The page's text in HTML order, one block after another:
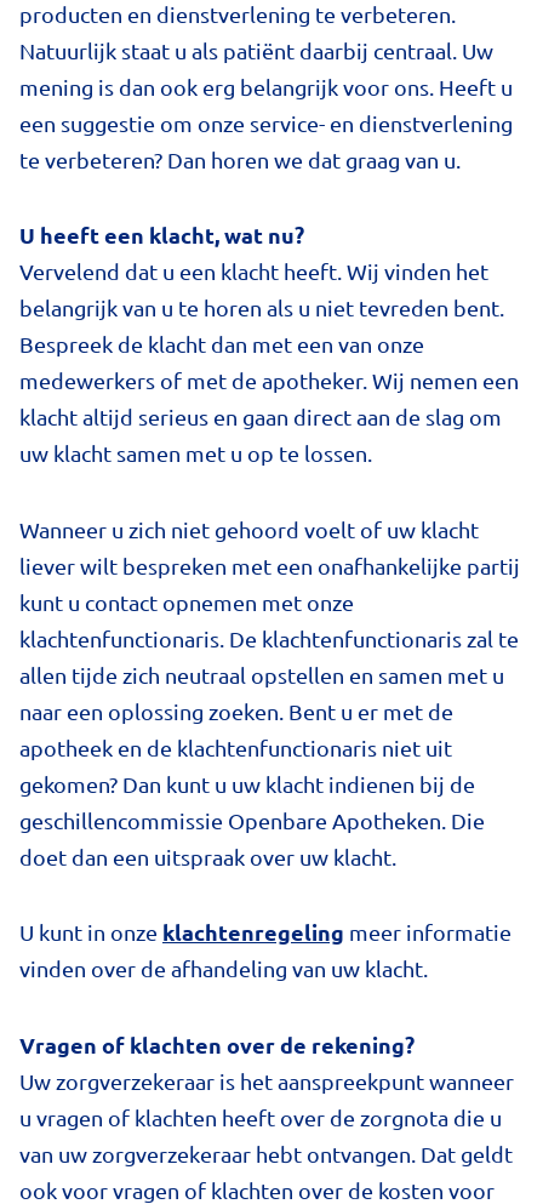
producten en dienstverlening te verbeteren.
Natuurlijk staat u als patiënt daarbij centraal. Uw
mening is dan ook erg belangrijk voor ons. Heeft u
een suggestie om onze service- en dienstverlening
te verbeteren? Dan horen we dat graag van u.
U heeft een klacht, wat nu?
Vervelend dat u een klacht heeft. Wij vinden het
belangrijk van u te horen als u niet tevreden bent.
Bespreek de klacht dan met een van onze
medewerkers of met de apotheker. Wij nemen een
klacht altijd serieus en gaan direct aan de slag om
uw klacht samen met u op te lossen.
Wanneer u zich niet gehoord voelt of uw klacht
liever wilt bespreken met een onafhankelijke partij
kunt u contact opnemen met onze
klachtenfunctionaris. De klachtenfunctionaris zal te
allen tijde zich neutraal opstellen en samen met u
naar een oplossing zoeken. Bent u er met de
apotheek en de klachtenfunctionaris niet uit
gekomen? Dan kunt u uw klacht indienen bij de
geschillencommissie Openbare Apotheken. Die
doet dan een uitspraak over uw klacht.
U kunt in onze klachtenregeling meer informatie
vinden over de afhandeling van uw klacht.
Vragen of klachten over de rekening?
Uw zorgverzekeraar is het aanspreekpunt wanneer
u vragen of klachten heeft over de zorgnota die u
van uw zorgverzekeraar hebt ontvangen. Dat geldt
ook voor vragen of klachten over de kosten voor